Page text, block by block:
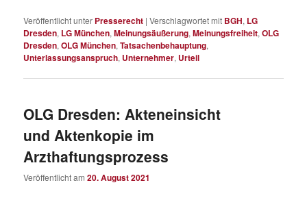
Veröffentlicht unter Presserecht |Verschlagwortet mit BGH, LG
Dresden, LG München,Meinungsäußerung,Meinungsfreiheit,OLG
Dresden,OLG München,Tatsachenbehauptung,
Unterlassungsanspruch, Unternehmer, Urteil
OLG Dresden: Akteneinsicht
und Aktenkopie im
Arzthaftungsprozess
Veröffentlicht am20. August 2021